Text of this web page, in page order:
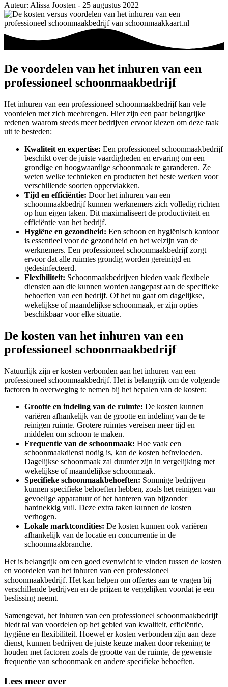
Auteur: Alissa Joosten - 25 augustus 2022
De voordelen van het inhuren van een
professioneel schoonmaakbedrijf
Het inhuren van een professioneel schoonmaakbedrijf kan vele
voordelen met zich meebrengen. Hier zijn een paar belangrijke
redenen waarom steeds meer bedrijven ervoor kiezen om deze taak
uit te besteden:
Kwaliteit en expertise: Een professioneel schoonmaakbedrijf
beschikt over de juiste vaardigheden en ervaring om een
grondige en hoogwaardige schoonmaak te garanderen. Ze
weten welke technieken en producten het beste werken voor
verschillende soorten oppervlakken.
Tijd en efficiëntie: Door het inhuren van een
schoonmaakbedrijf kunnen werknemers zich volledig richten
op hun eigen taken. Dit maximaliseert de productiviteit en
efficiëntie van het bedrijf.
Hygiëne en gezondheid: Een schoon en hygiënisch kantoor
is essentieel voor de gezondheid en het welzijn van de
werknemers. Een professioneel schoonmaakbedrijf zorgt
ervoor dat alle ruimtes grondig worden gereinigd en
gedesinfecteerd.
Flexibiliteit: Schoonmaakbedrijven bieden vaak flexibele
diensten aan die kunnen worden aangepast aan de specifieke
behoeften van een bedrijf. Of het nu gaat om dagelijkse,
wekelijkse of maandelijkse schoonmaak, er zijn opties
beschikbaar voor elke situatie.
De kosten van het inhuren van een
professioneel schoonmaakbedrijf
Natuurlijk zijn er kosten verbonden aan het inhuren van een
professioneel schoonmaakbedrijf. Het is belangrijk om de volgende
factoren in overweging te nemen bij het bepalen van de kosten:
Grootte en indeling van de ruimte: De kosten kunnen
variëren afhankelijk van de grootte en indeling van de te
reinigen ruimte. Grotere ruimtes vereisen meer tijd en
middelen om schoon te maken.
Frequentie van de schoonmaak: Hoe vaak een
schoonmaakdienst nodig is, kan de kosten beïnvloeden.
Dagelijkse schoonmaak zal duurder zijn in vergelijking met
wekelijkse of maandelijkse schoonmaak.
Specifieke schoonmaakbehoeften: Sommige bedrijven
kunnen specifieke behoeften hebben, zoals het reinigen van
gevoelige apparatuur of het hanteren van bijzonder
hardnekkig vuil. Deze extra taken kunnen de kosten
verhogen.
Lokale marktcondities: De kosten kunnen ook variëren
afhankelijk van de locatie en concurrentie in de
schoonmaakbranche.
Het is belangrijk om een goed evenwicht te vinden tussen de kosten
en voordelen van het inhuren van een professioneel
schoonmaakbedrijf. Het kan helpen om offertes aan te vragen bij
verschillende bedrijven en de prijzen te vergelijken voordat je een
beslissing neemt.
Samengevat, het inhuren van een professioneel schoonmaakbedrijf
biedt tal van voordelen op het gebied van kwaliteit, efficiëntie,
hygiëne en flexibiliteit. Hoewel er kosten verbonden zijn aan deze
dienst, kunnen bedrijven de juiste keuze maken door rekening te
houden met factoren zoals de grootte van de ruimte, de gewenste
frequentie van schoonmaak en andere specifieke behoeften.
Lees meer over